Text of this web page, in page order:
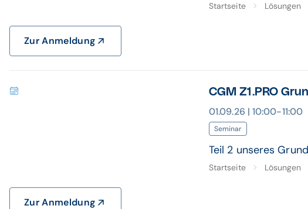
Startseite Lösungen
Zur Anmeldung
CGM Z1.PRO
01.09.26 | 10:00-11:00
Seminar
Teil 2 unseres
Startseite Lösungen
Zur Anmeldung